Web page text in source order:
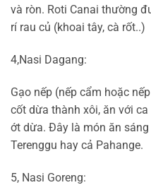
và ròn. Roti Canai thường
rí rau củ (khoai tây, cà rốt..)
4,Nasi Dagang:
Gạo nếp (nếp cẩm hoặc
cốt dừa thành xôi, ăn với
ớt dừa. Đây là món ăn
Terenggu hay cả Pahange.
5, Nasi Goreng: